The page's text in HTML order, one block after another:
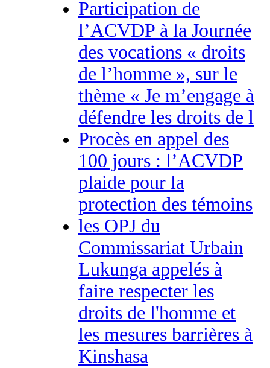
Participation de
l’ACVDP à la Journée
des vocations « droits
de l’homme », sur le
thème « Je m’engage à
défendre les droits de l
Procès en appel des
100 jours : l’ACVDP
plaide pour la
protection des témoins
les OPJ du
Commissariat Urbain
Lukunga appelés à
faire respecter les
droits de l'homme et
les mesures barrières à
Kinshasa